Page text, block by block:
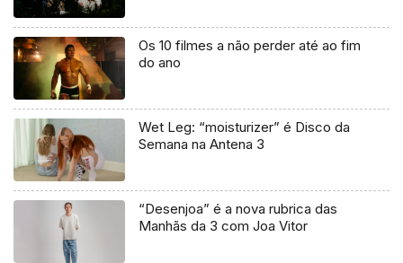
Os 10 filmes a não perder até ao fim
do ano
Wet Leg: “moisturizer” é Disco da
Semana na Antena 3
“Desenjoa” é a nova rubrica das
Manhãs da 3 com Joa Vitor